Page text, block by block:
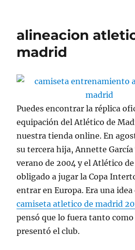
alineacion
madrid
Puedes encontrar la réplica
equipación del Atlético de
nuestra tienda online. En
su tercera hija, Annette García
verano de 2004 y el Atlético
obligado a jugar la Copa
entrar en Europa. Era una
camiseta atletico de madrid
pensó que lo fuera tanto
presentó el club.